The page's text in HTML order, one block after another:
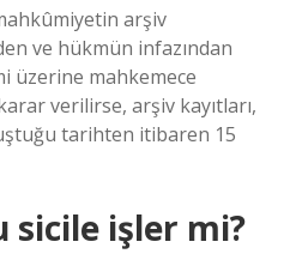
arşiv
ve hükmün infazından
üzerine mahkemece
verilirse, arşiv kayıtları,
tarihten itibaren 15
sicile işler mi?